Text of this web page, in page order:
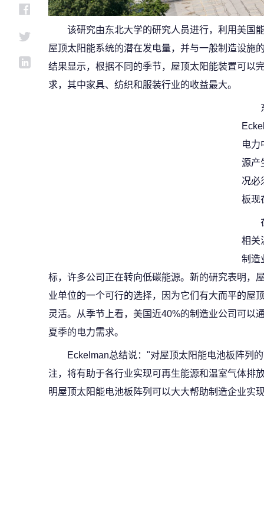
该研究由东北大学的研究人员进行，利用美国
屋顶太阳能系统的潜在发电量，并与一般制造设施
结果显示，根据不同的季节，屋顶太阳能装置可以
求，其中家具、纺织和服装行业的收益最大。
电力
源产
况必
板现
相关
制造
标，许多公司正在转向低碳能源。新的研究表明，
业单位的一个可行的选择，因为它们有大而平的屋
灵活。从季节上看，美国近40%的制造业公司可以
夏季的电力需求。
Eckelman总结说："对屋顶太阳能电池板阵列
注，将有助于各行业实现可再生能源和温室气体排
明屋顶太阳能电池板阵列可以大大帮助制造企业实